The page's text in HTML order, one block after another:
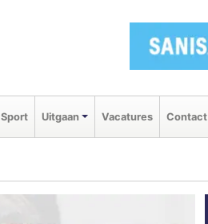
Sport Uitgaan Vacatures Contact